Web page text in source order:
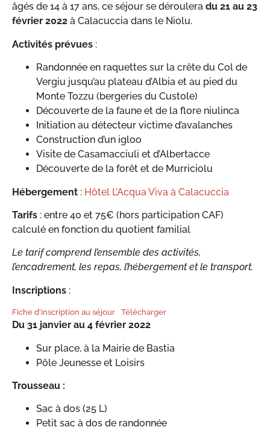
âgés de 14 à 17 ans, ce séjour se déroulera du 21 au 23
février 2022 à Calacuccia dans le Niolu.
Activités prévues :
Randonnée en raquettes sur la crête du Col de
Vergiu jusqu’au plateau d’Albia et au pied du
Monte Tozzu (bergeries du Custole)
Découverte de la faune et de la flore niulinca
Initiation au détecteur victime d’avalanches
Construction d’un igloo
Visite de Casamacciuli et d’Albertacce
Découverte de la forêt et de Murriciolu
Hébergement : Hôtel L’Acqua Viva à Calacuccia
Tarifs : entre 40 et 75€ (hors participation CAF)
calculé en fonction du quotient familial
Le tarif comprend l’ensemble des activités,
l’encadrement, les repas, l’hébergement et le transport.
Inscriptions :
Fiche d’inscription au séjour Télécharger
Du 31 janvier au 4 février 2022
Sur place, à la Mairie de Bastia
Pôle Jeunesse et Loisirs
Trousseau :
Sac à dos (25 L)
Petit sac à dos de randonnée